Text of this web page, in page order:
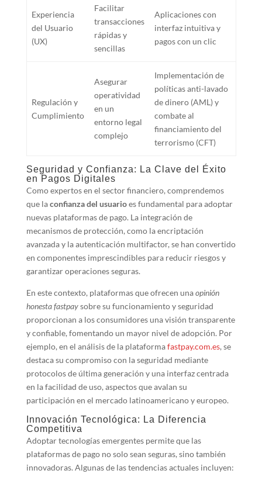
Experiencia
del Usuario
(UX)
Facilitar
transacciones
rápidas y
sencillas
Aplicaciones con
interfaz intuitiva y
pagos con un clic
Regulación y
Cumplimiento
Asegurar
operatividad
en un
entorno legal
complejo
Implementación de
políticas anti-lavado
de dinero (AML) y
combate al
financiamiento del
terrorismo (CFT)
Seguridad y Confianza: La Clave del Éxito
en Pagos Digitales
Como expertos en el sector financiero, comprendemos
que laconfianza del usuarioes fundamental para adoptar
nuevas plataformas de pago. La integración de
mecanismos de protección, como la encriptación
avanzada y la autenticación multifactor, se han convertido
en componentes imprescindibles para reducir riesgos y
garantizar operaciones seguras.
En este contexto, plataformas que ofrecen unaopinión
honesta fastpaysobre su funcionamiento y seguridad
proporcionan a los consumidores una visión transparente
y confiable, fomentando un mayor nivel de adopción. Por
ejemplo, en el análisis de la plataformafastpay.com.es, se
destaca su compromiso con la seguridad mediante
protocolos de última generación y una interfaz centrada
en la facilidad de uso, aspectos que avalan su
participación en el mercado latinoamericano y europeo.
Innovación Tecnológica: La Diferencia
Competitiva
Adoptar tecnologías emergentes permite que las
plataformas de pago no solo sean seguras, sino también
innovadoras. Algunas de las tendencias actuales incluyen: